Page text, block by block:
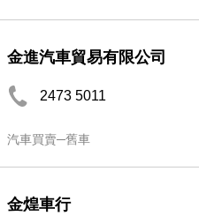
金進汽車貿易有限公司
2473 5011
汽車買賣─舊車
金煌車行